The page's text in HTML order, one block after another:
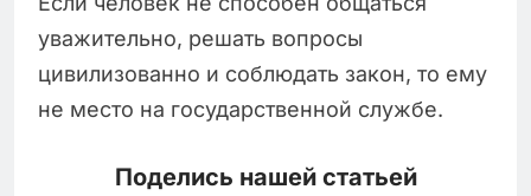
уважительно, решать вопросы
цивилизованно и соблюдать закон, то ему
не место на государственной службе.
Поделись нашей статьей